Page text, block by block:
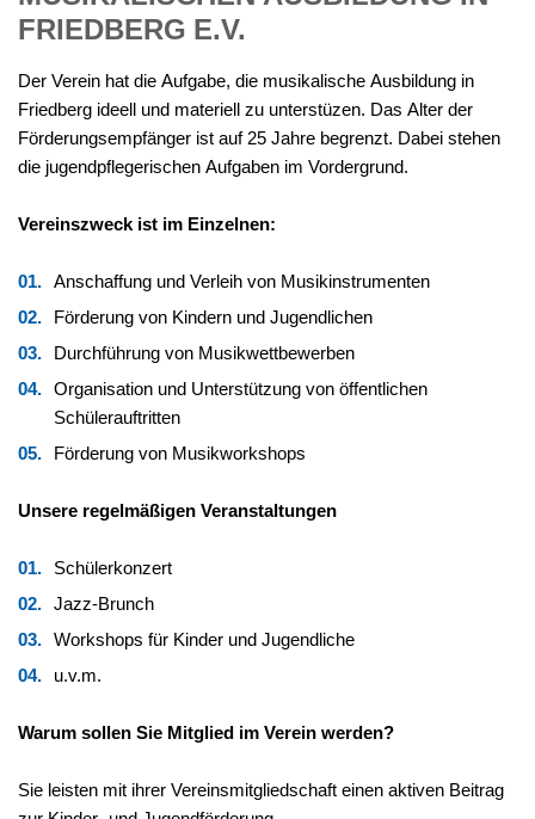
FRIEDBERG E.V.
Der Verein hat die Aufgabe, die musikalische Ausbildung in
Friedberg ideell und materiell zu unterstüzen. Das Alter der
Förderungsempfänger ist auf 25 Jahre begrenzt. Dabei stehen
die jugendpflegerischen Aufgaben im Vordergrund.
Vereinszweck ist im Einzelnen:
Anschaffung und Verleih von Musik­instrumenten
Förderung von Kindern und Jugendlichen
Durchführung von Musikwettbewerben
Organisation und Unterstützung von öffentlichen
Schülerauftritten
Förderung von Musikworkshops
Unsere regelmäßigen Veranstaltungen
Schülerkonzert
Jazz-Brunch
Workshops für Kinder und Jugendliche
u.v.m.
Warum sollen Sie Mitglied im Verein werden?
Sie leisten mit ihrer Vereinsmitgliedschaft einen aktiven Beitrag